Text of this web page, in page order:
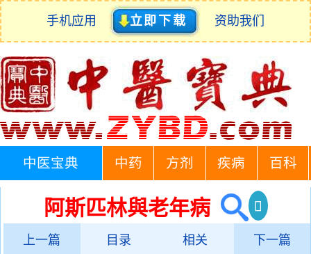
手机应用 立即下载 资助我们
中医宝典 中药 方剂 疾病 百科
阿斯匹林與老年病
上一篇 目录 相关 下一篇